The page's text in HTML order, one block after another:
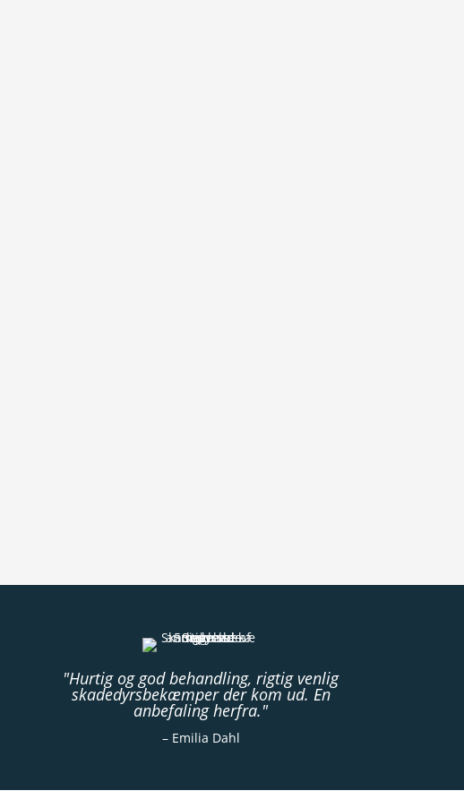
"Hurtig og god behandling, rigtig venlig
skadedyrsbekæmper der kom ud. En
anbefaling herfra."
– Emilia Dahl